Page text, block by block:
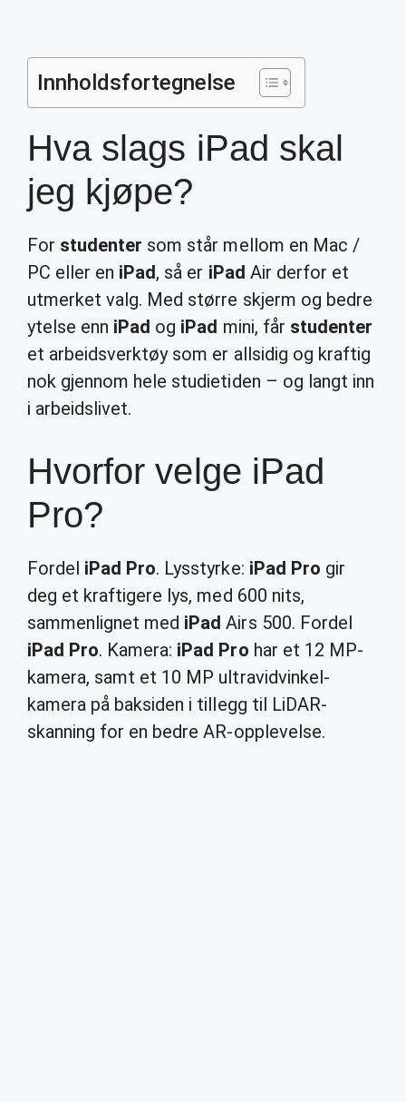
Innholdsfortegnelse
Hva slags iPad skal
jeg kjøpe?
For studenter som står mellom en Mac /
PC eller en iPad, så er iPad Air derfor et
utmerket valg. Med større skjerm og bedre
ytelse enn iPad og iPad mini, får studenter
et arbeidsverktøy som er allsidig og kraftig
nok gjennom hele studietiden – og langt inn
i arbeidslivet.
Hvorfor velge iPad
Pro?
Fordel iPad Pro. Lysstyrke: iPad Pro gir
deg et kraftigere lys, med 600 nits,
sammenlignet med iPad Airs 500. Fordel
iPad Pro. Kamera: iPad Pro har et 12 MP-
kamera, samt et 10 MP ultravidvinkel-
kamera på baksiden i tillegg til LiDAR-
skanning for en bedre AR-opplevelse.